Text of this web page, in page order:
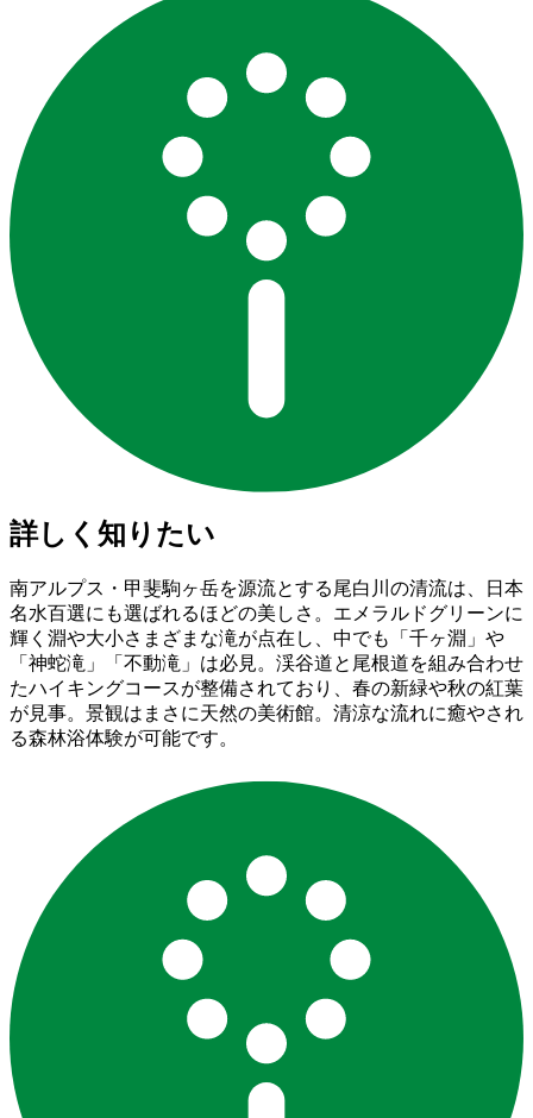
詳しく知りたい
南アルプス・甲斐駒ヶ岳を源流とする尾白川の清流は、日本
名水百選にも選ばれるほどの美しさ。エメラルドグリーンに
輝く淵や大小さまざまな滝が点在し、中でも「千ヶ淵」や
「神蛇滝」「不動滝」は必見。渓谷道と尾根道を組み合わせ
たハイキングコースが整備されており、春の新緑や秋の紅葉
が見事。景観はまさに天然の美術館。清涼な流れに癒やされ
る森林浴体験が可能です。